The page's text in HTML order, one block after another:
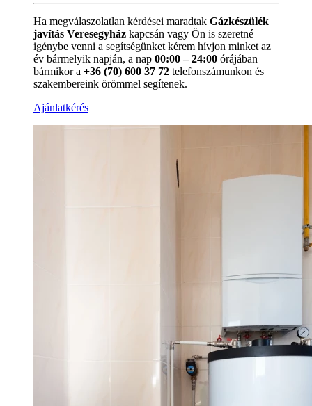
Ha megválaszolatlan kérdései maradtak Gázkészülék
javítás Veresegyház kapcsán vagy Ön is szeretné
igénybe venni a segítségünket kérem hívjon minket az
év bármelyik napján, a nap 00:00 – 24:00 órájában
bármikor a +36 (70) 600 37 72 telefonszámunkon és
szakembereink örömmel segítenek.
Ajánlatkérés